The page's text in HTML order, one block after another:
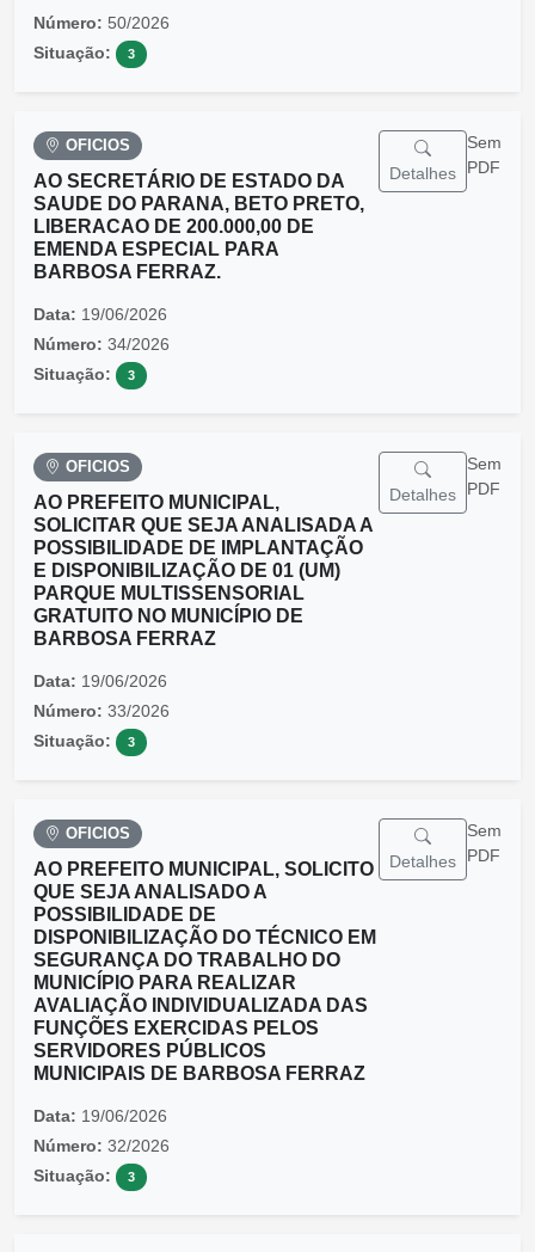
Número: 50/2026
Situação:
3
OFICIOS
AO SECRETÁRIO DE ESTADO DA
SAUDE DO PARANA, BETO PRETO,
LIBERACAO DE 200.000,00 DE
EMENDA ESPECIAL PARA
BARBOSA FERRAZ.
Detalhes
Sem
PDF
Data: 19/06/2026
Número: 34/2026
Situação:
3
OFICIOS
AO PREFEITO MUNICIPAL,
SOLICITAR QUE SEJA ANALISADA A
POSSIBILIDADE DE IMPLANTAÇÃO
E DISPONIBILIZAÇÃO DE 01 (UM)
PARQUE MULTISSENSORIAL
GRATUITO NO MUNICÍPIO DE
BARBOSA FERRAZ
Detalhes
Sem
PDF
Data: 19/06/2026
Número: 33/2026
Situação:
3
OFICIOS
AO PREFEITO MUNICIPAL, SOLICITO
QUE SEJA ANALISADO A
POSSIBILIDADE DE
DISPONIBILIZAÇÃO DO TÉCNICO EM
SEGURANÇA DO TRABALHO DO
MUNICÍPIO PARA REALIZAR
AVALIAÇÃO INDIVIDUALIZADA DAS
FUNÇÕES EXERCIDAS PELOS
SERVIDORES PÚBLICOS
MUNICIPAIS DE BARBOSA FERRAZ
Detalhes
Sem
PDF
Data: 19/06/2026
Número: 32/2026
Situação:
3